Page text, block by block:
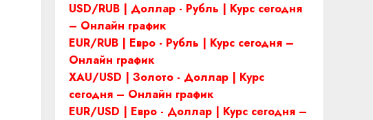
USD/RUB | Доллар - Рубль | Курс сегодня
– Онлайн график
EUR/RUB | Евро - Рубль | Курс сегодня –
Онлайн график
XAU/USD | Золото - Доллар | Курс
сегодня – Онлайн график
EUR/USD | Евро - Доллар | Курс сегодня –